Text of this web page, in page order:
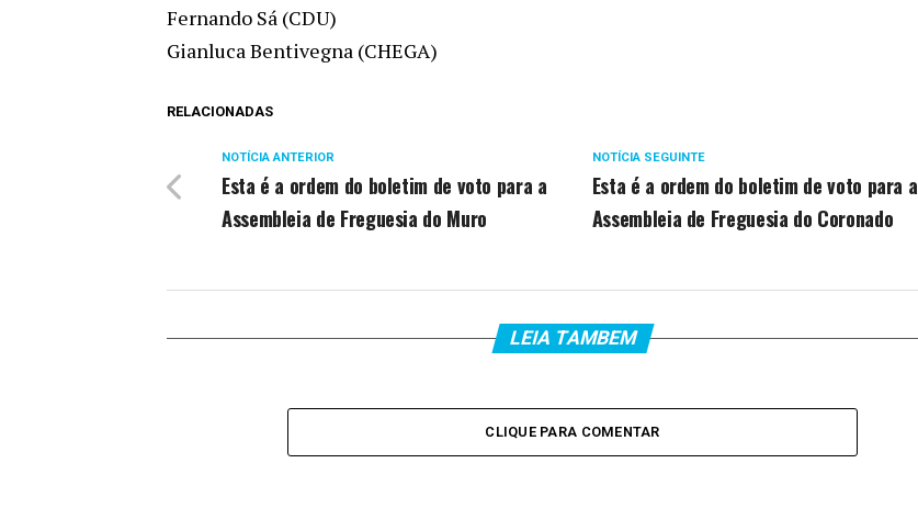
Fernando Sá (CDU)
Gianluca Bentivegna (CHEGA)
RELACIONADAS
NOTÍCIA SEGUINTE
Esta é a ordem do boletim de voto para a
Assembleia de Freguesia do Coronado
NOTÍCIA ANTERIOR
Esta é a ordem do boletim de voto para a
Assembleia de Freguesia do Muro
LEIA TAMBEM
CLIQUE PARA COMENTAR